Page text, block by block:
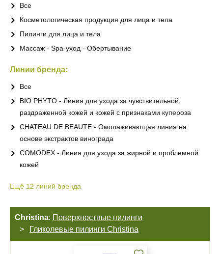
Все
Косметологическая продукция для лица и тела
Пилинги для лица и тела
Массаж - Spa-уход - Обертывание
Линии бренда:
Все
BIO PHYTO - Линия для ухода за чувствительной,
раздраженной кожей и кожей с признаками купероза
CHATEAU DE BEAUTE - Омолаживающая линия на
основе экстрактов винограда
COMODEX - Линия для ухода за жирной и проблемной
кожей
Ещё 12 линий бренда
Christina: Поверхностные пилинги
Гликолевые пилинги Christina